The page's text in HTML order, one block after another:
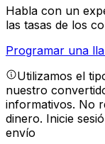
Habla con un
las tasas de los
Programar una
Utilizamos el
nuestro
informativos. No
dinero. Inicie
envío